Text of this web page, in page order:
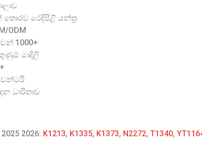
තොරව රෙදිපිළි යන්ත්‍ර
ODM
1000+
මාදිලි
ධාරිතාව
2026: K1213, K1335, K1373, N2272, T1340,